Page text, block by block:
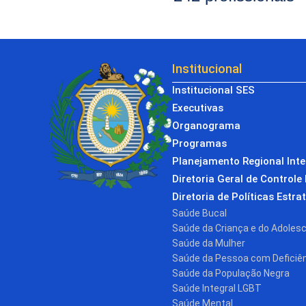
Institucional
Institucional SES
Executivas
Organograma
Programas
Planejamento Regional
Diretoria Geral de Controle
Diretoria de Políticas
Saúde Bucal
Saúde da Criança e do
Saúde da Mulher
Saúde da Pessoa com
Saúde da População Negra
Saúde Integral LGBT
Saúde Mental